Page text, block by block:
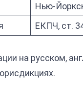
Нью-
ЕКПЧ, ст.
на русском,